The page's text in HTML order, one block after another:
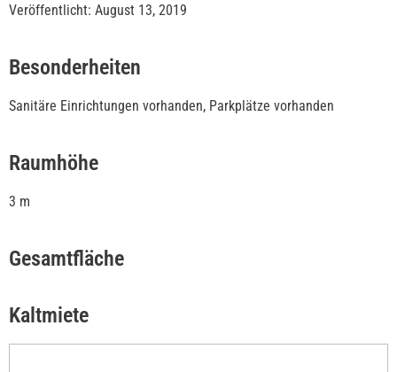
Veröffentlicht: August 13, 2019
Besonderheiten
Sanitäre Einrichtungen vorhanden, Parkplätze vorhanden
Raumhöhe
3 m
Gesamtfläche
Kaltmiete